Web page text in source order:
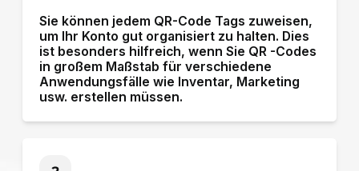
Sie können jedem QR-Code Tags zuweisen,
um Ihr Konto gut organisiert zu halten. Dies
ist besonders hilfreich, wenn Sie QR -Codes
in großem Maßstab für verschiedene
Anwendungsfälle wie Inventar, Marketing
usw. erstellen müssen.